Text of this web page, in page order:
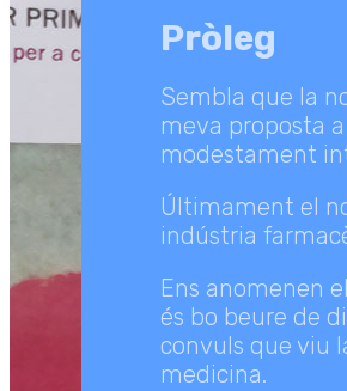
Pròleg
Sembla que la
meva proposta
modestament
Últimament el
indústria
Ens anomenen
és bo beure de
convuls que viu
medicina.